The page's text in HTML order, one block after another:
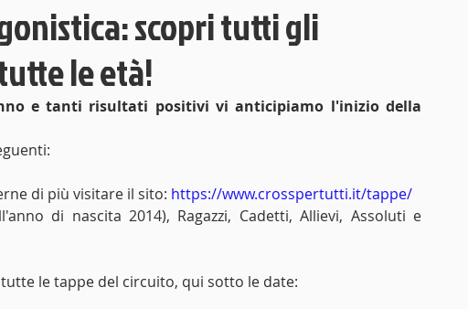
scopri tutti gli
le età!
e tanti risultati positivi vi anticipiamo l'inizio della
di più visitare il sito: https://www.crosspertutti.it/tappe/
di nascita 2014), Ragazzi, Cadetti, Allievi, Assoluti e
le tappe del circuito, qui sotto le date: